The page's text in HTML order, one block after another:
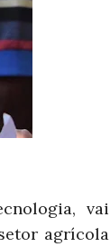
vai
agrícola